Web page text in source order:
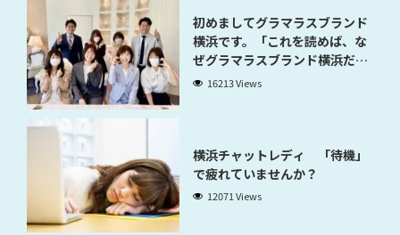
初めましてグラマラスブランド
横浜です。「これを読めば、な
ぜグラマラスブランド横浜だと
稼げるのかが分かります」
16213 Views
横浜チャットレディ 「待機」
で疲れていませんか？
12071 Views